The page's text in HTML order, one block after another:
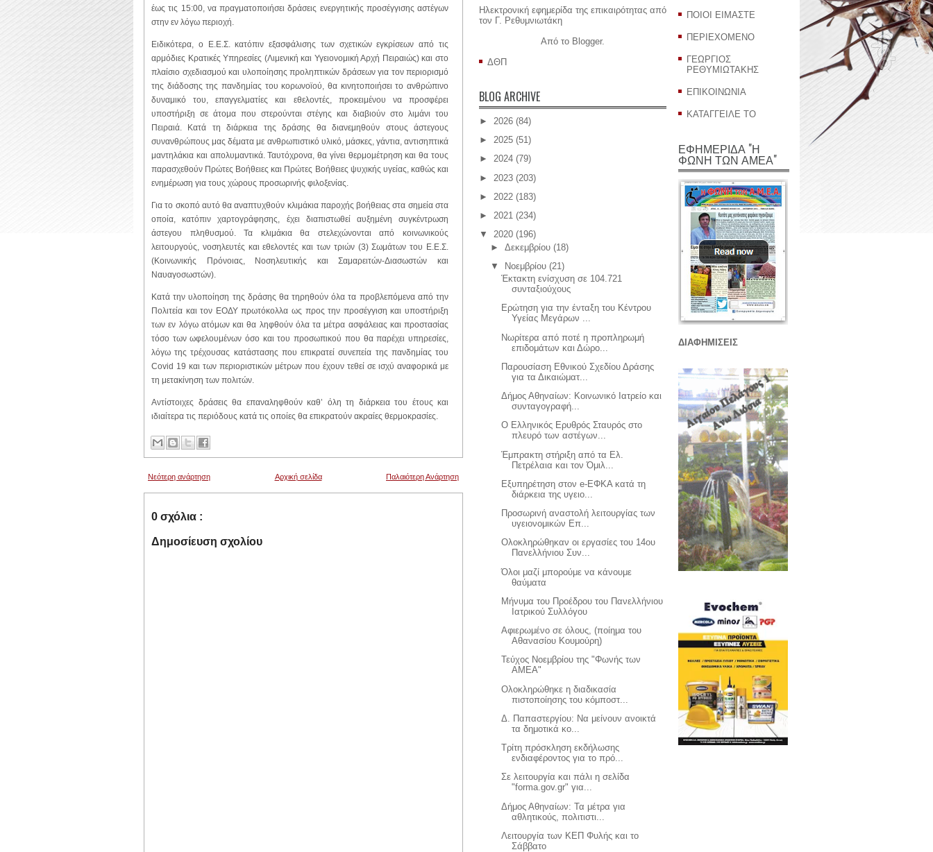
έως τις 15:00, να πραγματοποιήσει δράσεις ενεργητικής προσέγγισης αστέγων
στην εν λόγω περιοχή.
Ειδικότερα, ο Ε.Ε.Σ. κατόπιν εξασφάλισης των σχετικών εγκρίσεων από τις
αρμόδιες Κρατικές Υπηρεσίες (Λιμενική και Υγειονομική Αρχή Πειραιώς) και στο
πλαίσιο σχεδιασμού και υλοποίησης προληπτικών δράσεων για τον περιορισμό
της διάδοσης της πανδημίας του κορωνοϊού, θα κινητοποιήσει το ανθρώπινο
δυναμικό του, επαγγελματίες και εθελοντές, προκειμένου να προσφέρει
υποστήριξη σε άτομα που στερούνται στέγης και διαβιούν στο λιμάνι του
Πειραιά. Κατά τη διάρκεια της δράσης θα διανεμηθούν στους άστεγους
συνανθρώπους μας δέματα με ανθρωπιστικό υλικό, μάσκες, γάντια, αντισηπτικά
μαντηλάκια και απολυμαντικά. Ταυτόχρονα, θα γίνει θερμομέτρηση και θα τους
παρασχεθούν Πρώτες Βοήθειες και Πρώτες Βοήθειες ψυχικής υγείας, καθώς και
ενημέρωση για τους χώρους προσωρινής φιλοξενίας.
Για το σκοπό αυτό θα αναπτυχθούν κλιμάκια παροχής βοήθειας στα σημεία στα
οποία, κατόπιν χαρτογράφησης, έχει διαπιστωθεί αυξημένη συγκέντρωση
άστεγου πληθυσμού. Τα κλιμάκια θα στελεχώνονται από κοινωνικούς
λειτουργούς, νοσηλευτές και εθελοντές και των τριών (3) Σωμάτων του Ε.Ε.Σ.
(Κοινωνικής Πρόνοιας, Νοσηλευτικής και Σαμαρειτών-Διασωστών και
Ναυαγοσωστών).
Κατά την υλοποίηση της δράσης θα τηρηθούν όλα τα προβλεπόμενα από την
Πολιτεία και τον ΕΟΔΥ πρωτόκολλα ως προς την προσέγγιση και υποστήριξη
των εν λόγω ατόμων και θα ληφθούν όλα τα μέτρα ασφάλειας και προστασίας
τόσο των ωφελουμένων όσο και του προσωπικού που θα παρέχει υπηρεσίες,
λόγω της τρέχουσας κατάστασης που επικρατεί συνεπεία της πανδημίας του
Covid 19 και των περιοριστικών μέτρων που έχουν τεθεί σε ισχύ αναφορικά με
τη μετακίνηση των πολιτών.
Αντίστοιχες δράσεις θα επαναληφθούν καθ’ όλη τη διάρκεια του έτους και
ιδιαίτερα τις περιόδους κατά τις οποίες θα επικρατούν ακραίες θερμοκρασίες.
Νεότερη ανάρτηση Παλαιότερη Ανάρτηση
Αρχική σελίδα
0 σχόλια :
Δημοσίευση σχολίου
Ηλεκτρονική εφημερίδα της επικαιρότητας από
τον Γ. Ρεθυμνιωτάκη
Από το Blogger.
ΔΘΠ
BLOG ARCHIVE
► 2026 (84)
► 2025 (51)
► 2024 (79)
► 2023 (203)
► 2022 (183)
► 2021 (234)
▼
2020 (196)
► Δεκεμβρίου (18)
▼
Νοεμβρίου (21)
Έκτακτη ενίσχυση σε 104.721
συνταξιούχους
Ερώτηση για την ένταξη του Κέντρου
Υγείας Μεγάρων ...
Νωρίτερα από ποτέ η προπληρωμή
επιδομάτων και Δώρο...
Παρουσίαση Εθνικού Σχεδίου Δράσης
για τα Δικαιώματ...
Δήμος Αθηναίων: Κοινωνικό Ιατρείο και
συνταγογραφή...
Ο Ελληνικός Ερυθρός Σταυρός στο
πλευρό των αστέγων...
Έμπρακτη στήριξη από τα Ελ.
Πετρέλαια και τον Όμιλ...
Εξυπηρέτηση στον e-ΕΦΚΑ κατά τη
διάρκεια της υγειο...
Προσωρινή αναστολή λειτουργίας των
υγειονομικών Επ...
Ολοκληρώθηκαν οι εργασίες του 14ου
Πανελλήνιου Συν...
Όλοι μαζί μπορούμε να κάνουμε
θαύματα
Μήνυμα του Προέδρου του Πανελλήνιου
Ιατρικού Συλλόγου
Αφιερωμένο σε όλους, (ποίημα του
Αθανασίου Κουμούρη)
Τεύχος Νοεμβρίου της "Φωνής των
ΑΜΕΑ"
Ολοκληρώθηκε η διαδικασία
πιστοποίησης του κόμποστ...
Δ. Παπαστεργίου: Να μείνουν ανοικτά
τα δημοτικά κο...
Τρίτη πρόσκληση εκδήλωσης
ενδιαφέροντος για το πρό...
Σε λειτουργία και πάλι η σελίδα
"forma.gov.gr" για...
Δήμος Αθηναίων: Τα μέτρα για
αθλητικούς, πολιτιστι...
Λειτουργία των ΚΕΠ Φυλής και το
Σάββατο
ΠΟΙΟΙ ΕΙΜΑΣΤΕ
ΠΕΡΙΕΧΟΜΕΝΟ
ΓΕΩΡΓΙΟΣ
ΡΕΘΥΜΙΩΤΑΚΗΣ
ΕΠΙΚΟΙΝΩΝΙΑ
ΚΑΤΑΓΓΕΙΛΕ ΤΟ
ΕΦΗΜΕΡΙΔΑ "Η
ΦΩΝΗ ΤΩΝ ΑΜΕΑ"
ΔΙΑΦΗΜΙΣΕΙΣ